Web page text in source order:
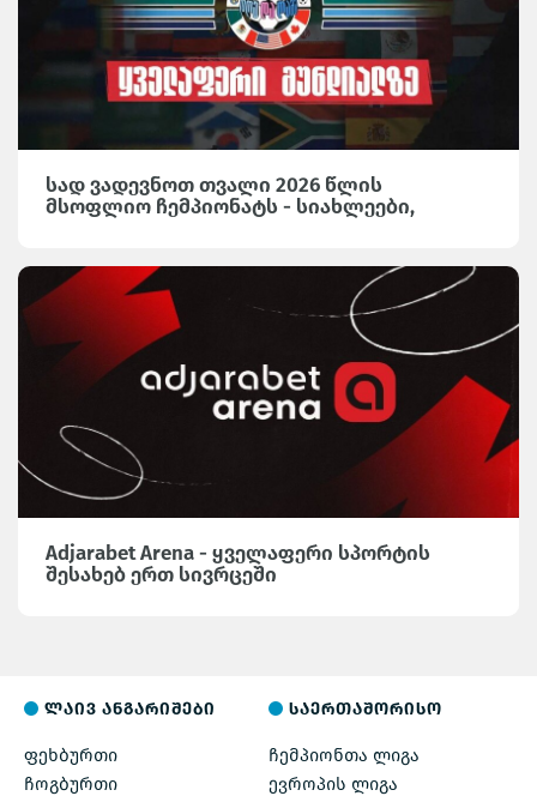
სად ვადევნოთ თვალი 2026 წლის
მსოფლიო ჩემპიონატს - სიახლეები,
Adjarabet Arena - ყველაფერი სპორტის
შესახებ ერთ სივრცეში
ლაივ ანგარიშები
ფეხბურთი
ჩოგბურთი
საერთაშორისო
ჩემპიონთა ლიგა
ევროპის ლიგა